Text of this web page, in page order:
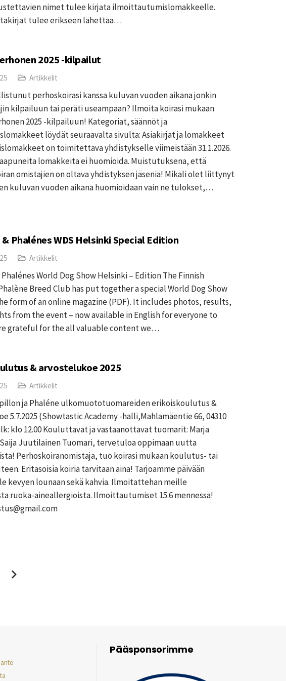
nimet tulee kirjata ilmoittautumislomakkeelle.
tulee erikseen lähettää…
2025 -kilpailut
Artikkelit
perhoskoirasi kanssa kuluvan vuoden aikana jonkin
kilpailuun tai peräti useampaan? Ilmoita koirasi mukaan
2025 -kilpailuun! Kategoriat, säännöt ja
löydät seuraavalta sivulta: Asiakirjat ja lomakkeet
on toimitettava yhdistykselle viimeistään 31.1.2026.
lomakkeita ei huomioida. Muistutuksena, että
omistajien on oltava yhdistyksen jäseniä! Mikäli olet liittynyt
kuluvan vuoden aikana huomioidaan vain ne tulokset,…
Phalénes WDS Helsinki Special Edition
Artikkelit
World Dog Show Helsinki – Edition The Finnish
Breed Club has put together a special World Dog Show
form of an online magazine (PDF). It includes photos, results,
from the event – now available in English for everyone to
grateful for the all valuable content we…
& arvostelukoe 2025
Artikkelit
ja Phaléne ulkomuototuomareiden erikoiskoulutus &
5.7.2025 (Showtastic Academy -halli,Mahlamäentie 66, 04310
klo 12.00 Kouluttavat ja vastaanottavat tuomarit: Marja
Saija Juutilainen Tuomari, tervetuloa oppimaan uutta
Perhoskoiranomistaja, tuo koirasi mukaan koulutus- tai
Eritasoisia koiria tarvitaan aina! Tarjoamme päivään
kevyen lounaan sekä kahvia. Ilmoitattehan meille
ruoka-aineallergioista. Ilmoittautumiset 15.6 mennessä!
Pääsponsorimme